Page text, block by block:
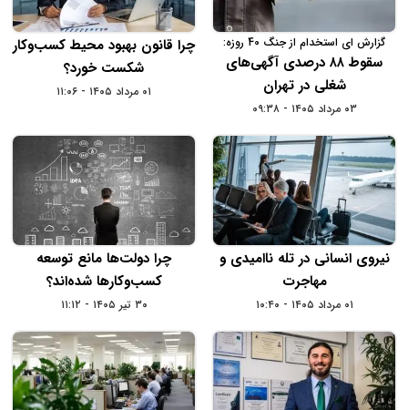
گزارش ای استخدام از جنگ 40 روزه:
سقوط ۸۸ درصدی آگهی‌های
شغلی در تهران
۰۳ مرداد ۱۴۰۵ - ۰۹:۳۸
چرا قانون بهبود محیط کسب‌وکار
شکست خورد؟
۰۱ مرداد ۱۴۰۵ - ۱۱:۰۶
نیروی انسانی در تله ناامیدی و
مهاجرت
۰۱ مرداد ۱۴۰۵ - ۱۰:۴۰
چرا دولت‌ها مانع توسعه
کسب‌وکارها شده‌اند؟
۳۰ تیر ۱۴۰۵ - ۱۱:۱۲